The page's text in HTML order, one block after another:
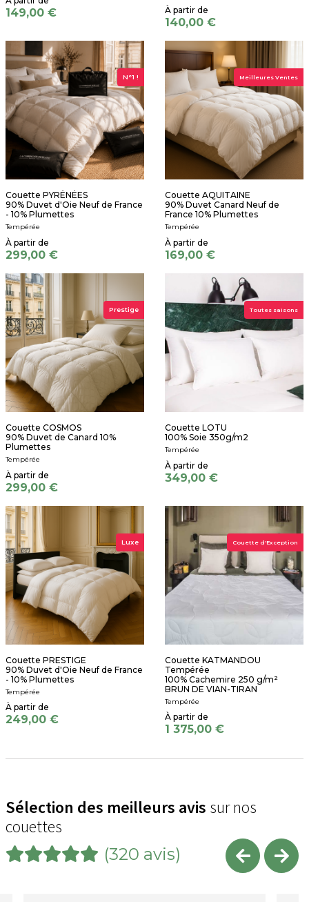
149,00 €
140,00 €
N°1 !
Couette PYRÉNÉES
90% Duvet d'Oie Neuf de France
- 10% Plumettes
Tempérée
299,00 €
Meilleures Ventes
Couette AQUITAINE
90% Duvet Canard Neuf de
France 10% Plumettes
Tempérée
169,00 €
Prestige
Couette COSMOS
90% Duvet de Canard 10%
Plumettes
Tempérée
299,00 €
Toutes saisons
Couette LOTU
100% Soie 350g/m2
Tempérée
349,00 €
Luxe
Couette PRESTIGE
90% Duvet d'Oie Neuf de France
- 10% Plumettes
Tempérée
249,00 €
Couette d'Exception
Couette KATMANDOU
Tempérée
100% Cachemire 250 g/m²
BRUN DE VIAN-TIRAN
Tempérée
1 375,00 €
Sélection des meilleurs avis sur nos
couettes
(320 avis)